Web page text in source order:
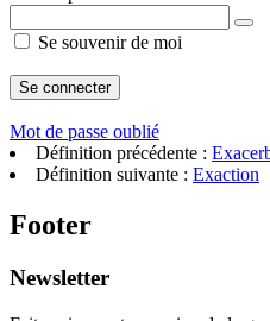
Se souvenir de moi
Mot de passe oublié
Définition précédente :
Définition suivante : Exaction
Footer
Newsletter